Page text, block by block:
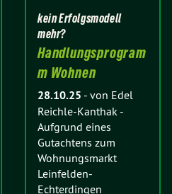
kein Erfolgsmodell
mehr?
Handlungsprogram
m Wohnen
28.10.25 - von Edel
Reichle-Kanthak -
Aufgrund eines
Gutachtens zum
Wohnungsmarkt
Leinfelden-
Echterdingen